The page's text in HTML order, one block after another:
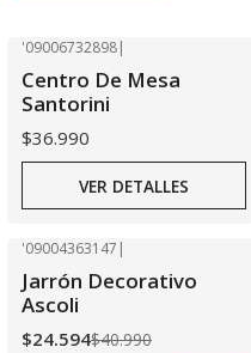
'09006732898|
Centro De Mesa
Santorini
$36.990
VER DETALLES
'09004363147 |
Jarrón Decorativo
Ascoli
$24.594$40.990